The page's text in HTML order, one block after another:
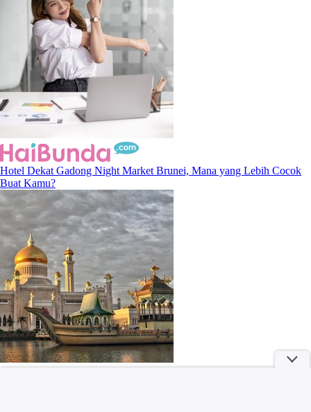
Hotel Dekat Gadong Night Market Brunei, Mana yang Lebih Cocok
Buat Kamu?